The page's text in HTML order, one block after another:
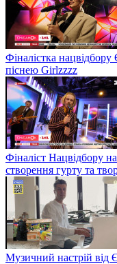
Фіналістка
піснею Girlzzzz
Фіналіст Нацвідбору
створення гурту та
Музичний настрій від